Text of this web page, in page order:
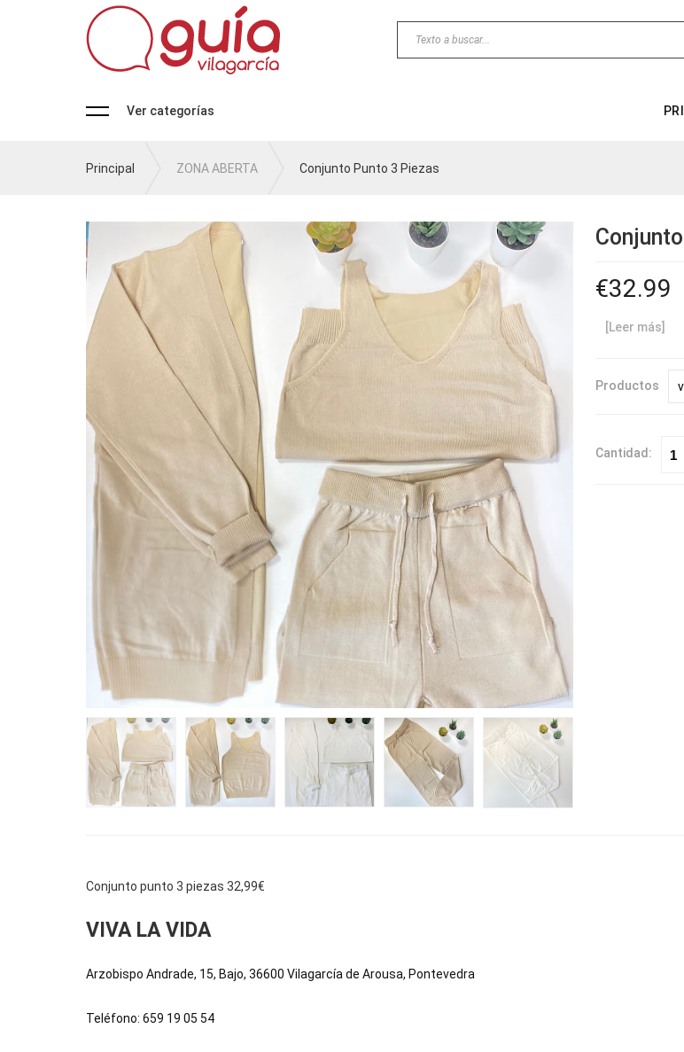
Ver categorías
Principal ZONA ABERTA Conjunto Punto 3 Piezas
32.99
[Leer más]
Productos
Cantidad:
Conjunto punto 3 piezas 32,99€
VIVA LA VIDA
Arzobispo Andrade, 15, Bajo, 36600 Vilagarcía de Arousa, Pontevedra
Teléfono: 659 19 05 54